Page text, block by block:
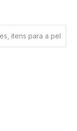
itens para a pel